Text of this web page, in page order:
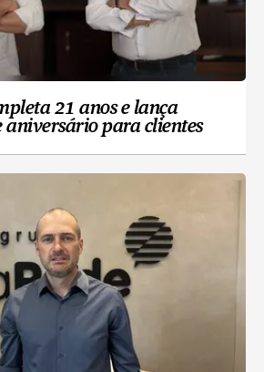
21 anos e lança
aniversário para clientes